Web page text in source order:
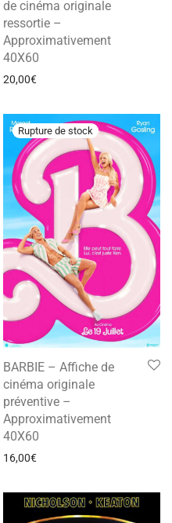
de cinéma originale
ressortie –
Approximativement
40X60
20,00€
BARBIE – Affiche de
cinéma originale
préventive –
Approximativement
40X60
16,00€